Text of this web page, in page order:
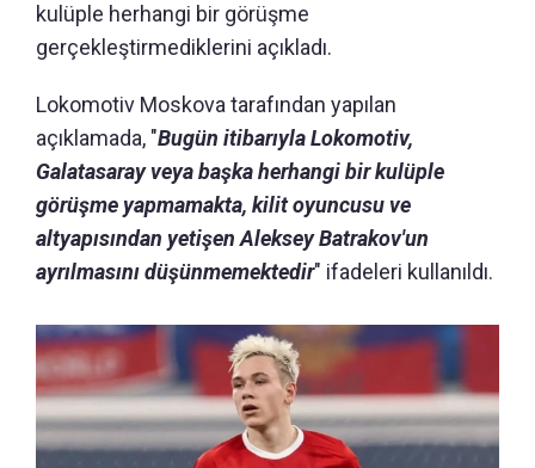
kulüple herhangi bir görüşme
gerçekleştirmediklerini açıkladı.
Lokomotiv Moskova tarafından yapılan
açıklamada, "Bugün itibarıyla Lokomotiv,
Galatasaray veya başka herhangi bir kulüple
görüşme yapmamakta, kilit oyuncusu ve
altyapısından yetişen Aleksey Batrakov'un
ayrılmasını düşünmemektedir" ifadeleri kullanıldı.